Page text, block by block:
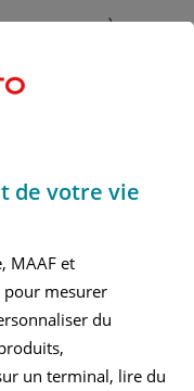
Rechercher À propos
auto MAAF
zero
2020)
de votre vie
MAAF et
mesurer
du
un terminal, lire du